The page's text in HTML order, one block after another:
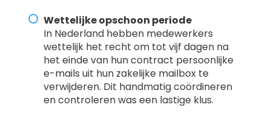
Wettelijke opschoon periode
In Nederland hebben medewerkers
wettelijk het recht om tot vijf dagen na
het einde van hun contract persoonlijke
e-mails uit hun zakelijke mailbox te
verwijderen. Dit handmatig coördineren
en controleren was een lastige klus.